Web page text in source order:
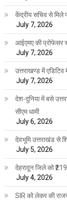
केंद्रीय सचिव से मिले
July 7, 2026
आईएमए की प्रोफेसर
July 7, 2026
उत्तराखण्ड में एडिटिव
July 7, 2026
देश-दुनिया में बसे
सीएम धामी
July 6, 2026
देवभूमि उत्तराखंड से
July 5, 2026
देहरादून जिले को
July 4, 2026
SIR को लेकर की